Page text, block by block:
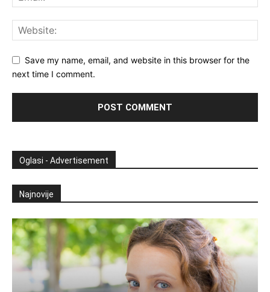
Save my name, email, and website in this browser for the
next time I comment.
Oglasi - Advertisement
Najnovije